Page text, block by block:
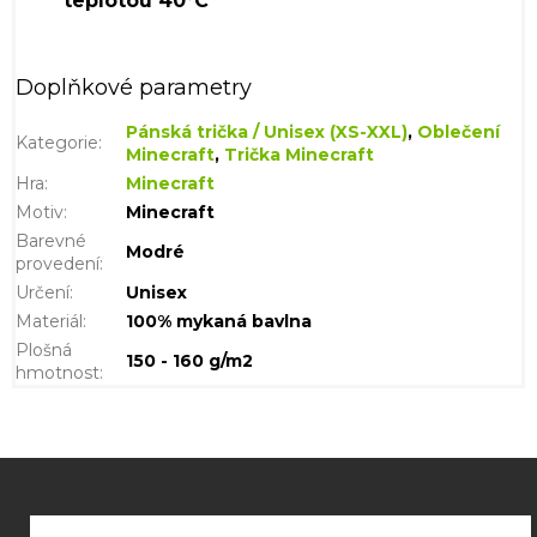
Doplňkové parametry
Kategorie: Pánská trička / Unisex (XS-XXL), Oblečení
Minecraft, Trička Minecraft
Hra:
Minecraft
Motiv:
Minecraft
Barevné
provedení:
Modré
Určení:
Unisex
Materiál :
100% mykaná bavlna
Plošná
hmotnost:
150 - 160 g/m2